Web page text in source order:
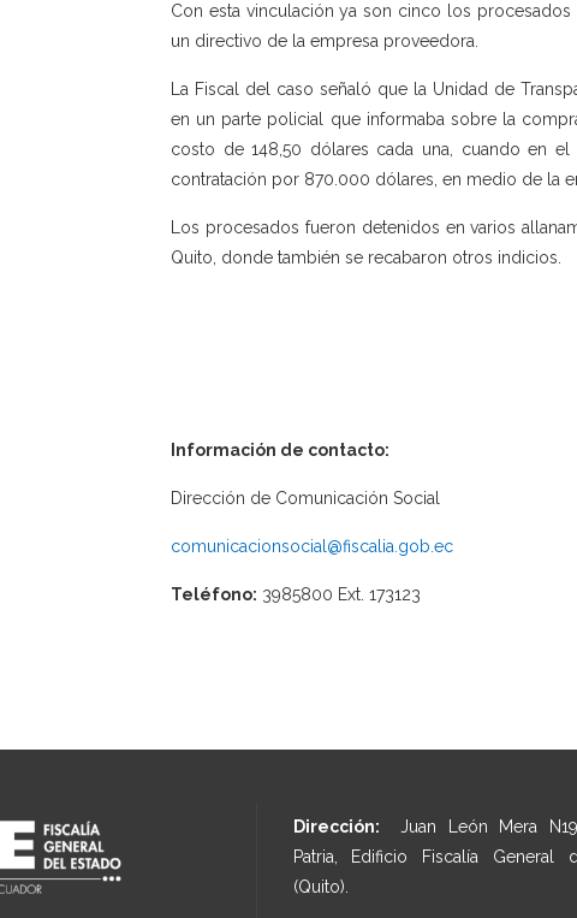
Con esta vinculación ya son cinco los
un directivo de la empresa proveedora.
La Fiscal del caso señaló que la Unidad de
en un parte policial que informaba sobre la
costo de 148,50 dólares cada una, cuando en
contratación por 870.000 dólares, en medio de la
Los procesados fueron detenidos en varios
Quito, donde también se recabaron otros indicios.
Información de contacto:
Dirección de Comunicación Social
comunicacionsocial@fiscalia.gob.ec
Teléfono: 3985800 Ext. 173123
Dirección: Juan León Mera
Patria, Edificio Fiscalía General
(Quito).